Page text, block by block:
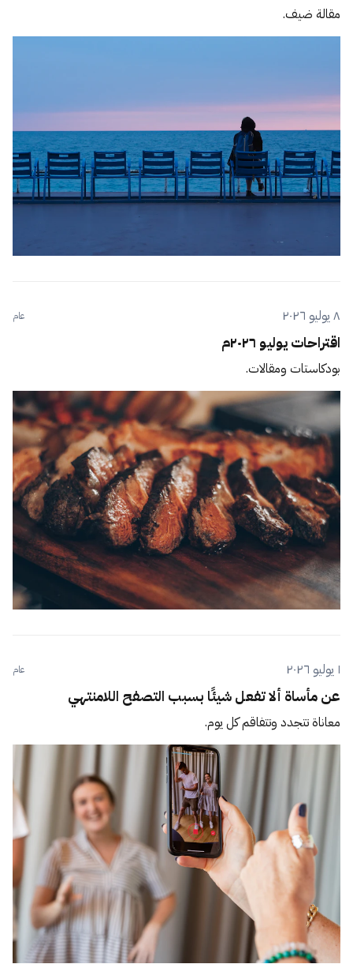
مقالة ضيف.
٨ يوليو ٢٠٢٦ عام
اقتراحات يوليو ٢٠٢٦م
بودكاستات ومقالات.
١ يوليو ٢٠٢٦ عام
عن مأساة ألا تفعل شيئًا بسبب التصفح اللامنتهي
معاناة تتجدد وتتفاقم كل يوم.